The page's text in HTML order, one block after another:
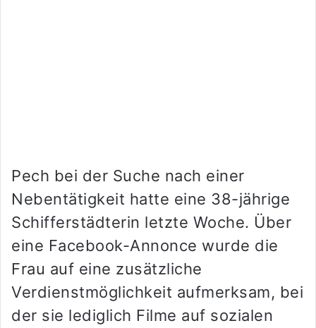
Pech bei der Suche nach einer
Nebentätigkeit hatte eine 38-jährige
Schifferstädterin letzte Woche. Über
eine Facebook-Annonce wurde die
Frau auf eine zusätzliche
Verdienstmöglichkeit aufmerksam, bei
der sie lediglich Filme auf sozialen